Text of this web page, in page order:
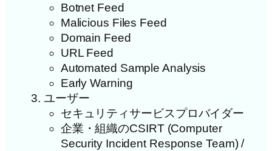
Botnet Feed
Malicious Files Feed
Domain Feed
URL Feed
Automated Sample Analysis
Early Warning
ユーザー
セキュリティサービスプロバイダー
企業・組織のCSIRT (Computer
Security Incident Response Team) /